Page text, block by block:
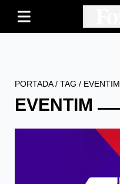
PORTADA/ TAG / EVENTIM
EVENTIM